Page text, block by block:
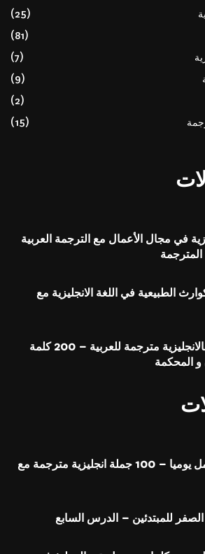
(25)
(81)
(7)
(9)
(2)
(15)
إنجليزية في مجال الأعمال مع الترجمة العربية
المترجمة
الطبيعية في اللغة الانجليزية مع
مصطلحات قانونية بالانجليزية مترجمة للعربية – 200 كلمة
و المحكمة
جمل انجليزية تستعمل يوميا – 100 جملة انجليزية مترجمة مع
للمبتدئين – الدرس السابع